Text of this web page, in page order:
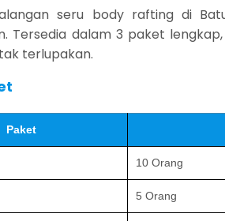
seru body rafting di
Tersedia dalam 3 paket
terlupakan.
Paket
10 Orang
5 Orang